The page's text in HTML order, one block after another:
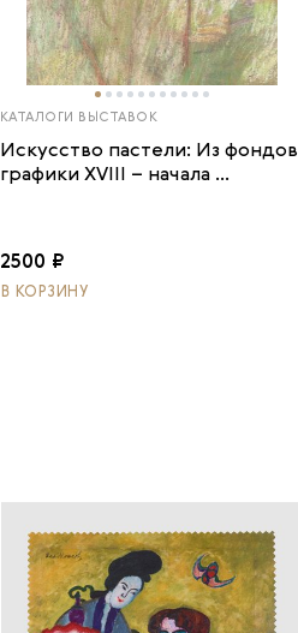
КАТАЛОГИ ВЫСТАВОК
Искусство пастели: Из фондов
графики XVIII – начала ...
2500 ₽
В КОРЗИНУ